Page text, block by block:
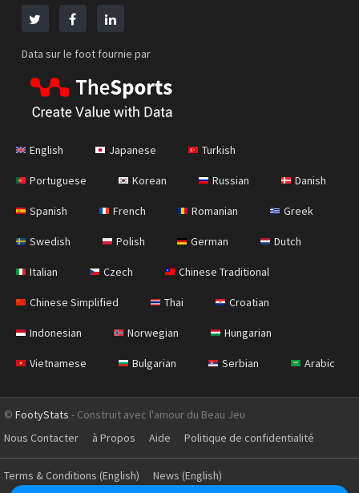
Data sur le foot fournie par
English Japanese Turkish
Portuguese Korean Russian Danish
Spanish French Romanian Greek
Swedish Polish German Dutch
Italian Czech Chinese Traditional
Chinese Simplified Thai Croatian
Indonesian Norwegian Hungarian
Vietnamese Bulgarian Serbian Arabic
© FootyStats - Construit avec l'amour du Beau Jeu
Nous Contacter
à Propos Aide Politique de confidentialité
Terms & Conditions (English)
News (English)